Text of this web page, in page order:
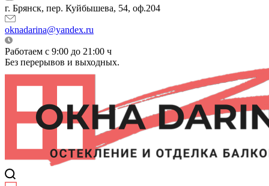
г. Брянск, пер. Куйбышева, 54, оф.204
oknadarina@yandex.ru
Работаем с 9:00 до 21:00 ч
Без перерывов и выходных.